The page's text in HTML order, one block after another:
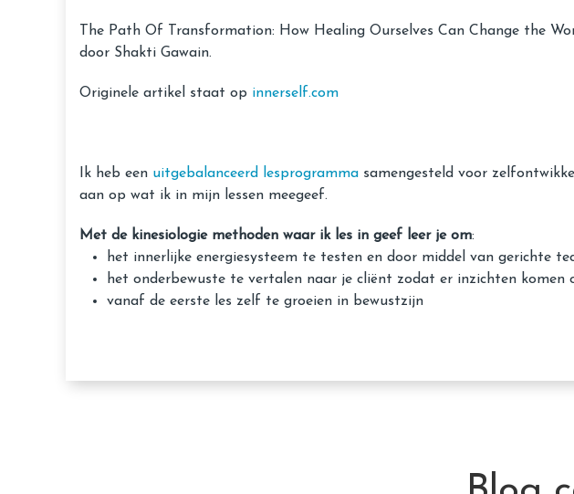
The Path Of Transformation: How Healing Ourselves Can Change the
door Shakti Gawain.
Originele artikel staat op innerself.com
Ik heb een uitgebalanceerd lesprogramma samengesteld voor
aan op wat ik in mijn lessen meegeef.
Met de kinesiologie methoden waar ik les in geef leer je om:
het innerlijke energiesysteem te testen en door middel van gerichte
het onderbewuste te vertalen naar je cliënt zodat er inzichten komen
vanaf de eerste les zelf te groeien in bewustzijn